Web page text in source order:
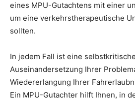
eines MPU-Gutachtens mit einer
um eine verkehrstherapeutische
sollten.
In jedem Fall ist eine
Auseinandersetzung Ihrer
Wiedererlangung Ihrer
Ein MPU-Gutachter hilft Ihnen, in